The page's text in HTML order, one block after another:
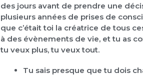
des jours avant de prendre une
plusieurs années de prises de
que c’était toi la créatrice de tous
à des évènements de vie, et tu as
tu veux plus, tu veux tout.
Tu sais presque que tu dois